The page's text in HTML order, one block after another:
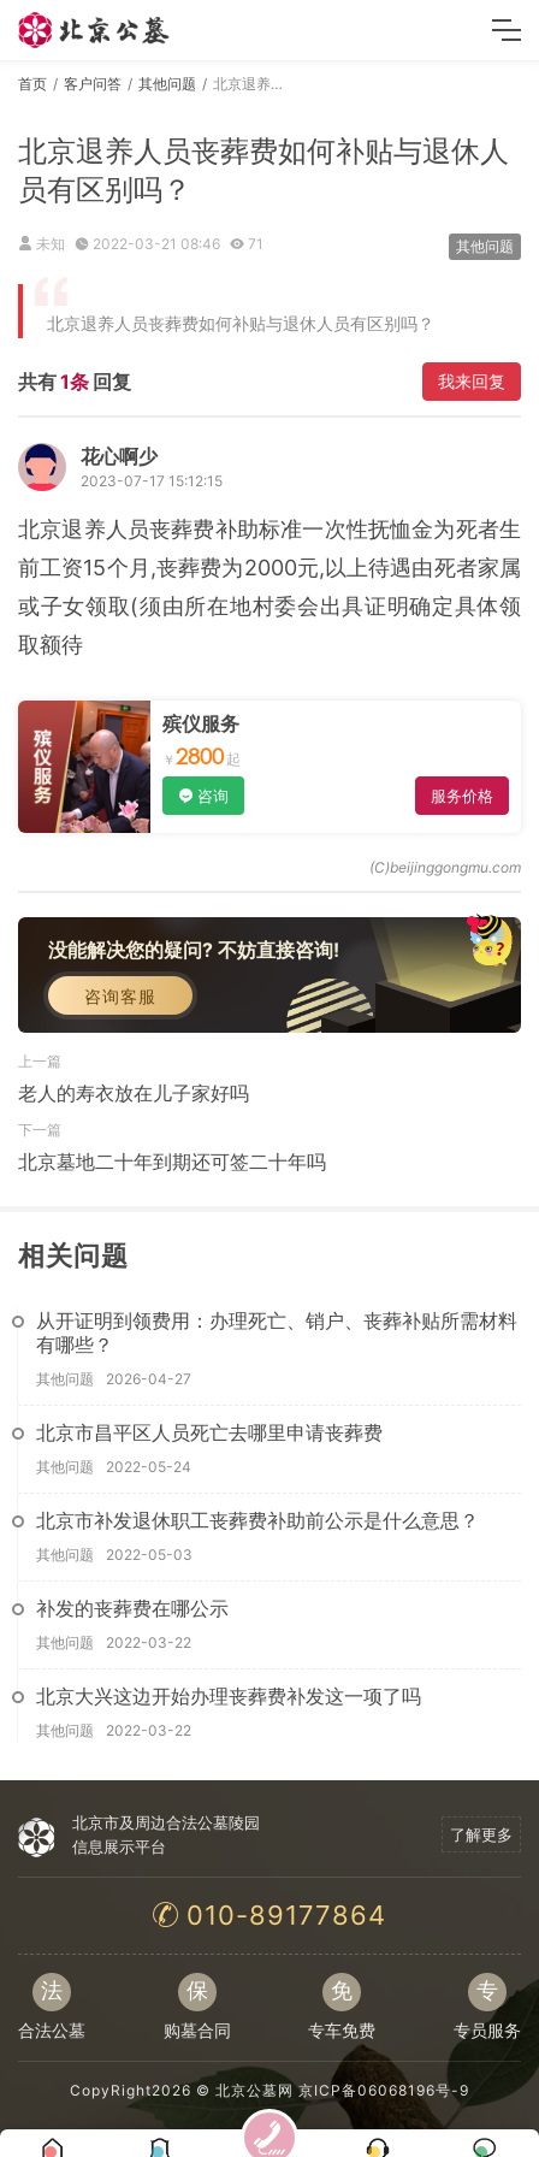
首页 客户问答 其他问题 北京退养人员丧葬费如何补贴与退休人员有区别吗？
北京退养人员丧葬费如何补贴与退休人
员有区别吗？
未知 2022-03-21 08:46 71 其他问题
北京退养人员丧葬费如何补贴与退休人员有区别吗？
共有1条 回复 我来回复
花心啊少
2023-07-17 15:12:15
北京退养人员丧葬费补助标准一次性抚恤金为死者生
前工资15个月,丧葬费为2000元,以上待遇由死者家属
或子女领取(须由所在地村委会出具证明确定具体领
取额待
殡仪服务
2800
咨询 服务价格
没能解决您的疑问? 不妨直接咨询!
咨询客服
上一篇
老人的寿衣放在儿子家好吗
下一篇
北京墓地二十年到期还可签二十年吗
相关问题
从开证明到领费用：办理死亡、销户、丧葬补贴所需材料
有哪些？
其他问题 2026-04-27
北京市昌平区人员死亡去哪里申请丧葬费
其他问题 2022-05-24
北京市补发退休职工丧葬费补助前公示是什么意思？
其他问题 2022-05-03
补发的丧葬费在哪公示
其他问题 2022-03-22
北京大兴这边开始办理丧葬费补发这一项了吗
其他问题 2022-03-22
北京市及周边合法公墓陵园
信息展示平台
了解更多
010-89177864
法
合法公墓
保
购墓合同
免
专车免费
专
专员服务
CopyRight2026 © 北京公墓网 京ICP备06068196号-9